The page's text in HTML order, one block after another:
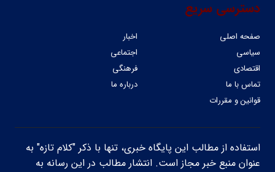
دسترسی سریع
صفحه اصلی
اخبار
سیاسی
اجتماعی
اقتصادی
فرهنگی
تماس با ما
درباره ما
قوانین و مقررات
استفاده از مطالب این پایگاه خبری، تنها با ذکر "کلام تازه" به
عنوان منبع خبر مجاز است. انتشار مطالب در این رسانه به